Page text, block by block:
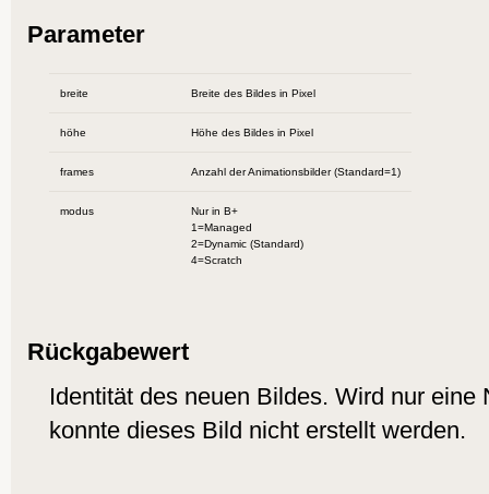
Parameter
breite Breite des Bildes in Pixel
höhe Höhe des Bildes in Pixel
frames Anzahl der Animationsbilder (Standard=1)
modus
Nur in B+
1=Managed
2=Dynamic (Standard)
4=Scratch
Rückgabewert
Identität des neuen Bildes. Wird nur eine
konnte dieses Bild nicht erstellt werden.